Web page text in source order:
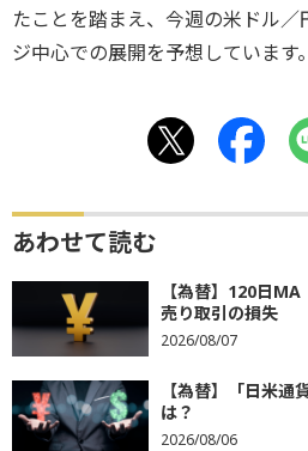
たことを踏まえ、今週の米ドル
ジ中心での展開を予想しています。
あわせて読む
【為替】120日
売り取引の損失
2026/08/07
【為替】「日米通
は？
2026/08/06